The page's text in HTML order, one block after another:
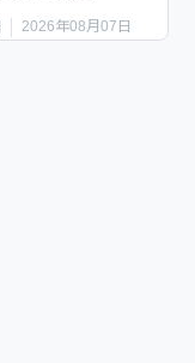
2026年08月07日